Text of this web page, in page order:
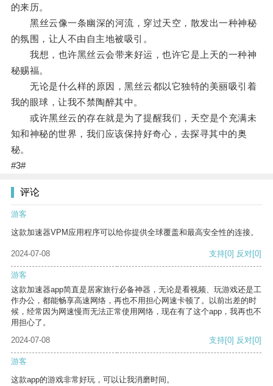
的来历。
黑丝云像一条幽深的河流，穿过天空，散发出一种神秘
的氛围，让人不由自主地被吸引。
我想，也许黑丝云会带来好运，也许它是上天的一种神
秘赐福。
无论是什么样的原因，黑丝云都以它独特的美丽吸引着
我的眼球，让我不禁陶醉其中。
或许黑丝云的存在就是为了提醒我们，天空是个充满未
知和神秘的世界，我们应该保持好奇心，去探寻其中的奥
秘。
#3#
评论
游客
这款加速器VPM应用程序可以给你提供全球覆盖和最高安全性的连接。
2024-07-08 支持[0] 反对[0]
游客
这款加速器app简直是居家旅行必备神器，无论是看视频、玩游戏还是工
作办公，都能畅享高速网络，再也不用担心网速卡顿了。以前出差的时
候，经常因为网速慢而无法正常使用网络，现在有了这个app，我再也不
用担心了。
2024-07-08
支持[0] 反对[0]
游客
这款app的游戏非常好玩，可以让我消磨时间。